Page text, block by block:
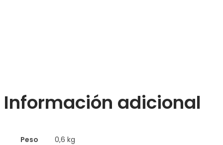
Información adicional
Peso
0,6 kg